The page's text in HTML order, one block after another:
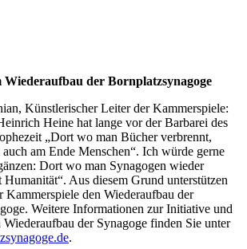
der Bornplatzsynagoge
Künstlerischer Leiter der Kammerspiele:
Heine hat lange vor der Barbarei des
„Dort wo man Bücher verbrennt,
am Ende Menschen“. Ich würde gerne
Dort wo man Synagogen wieder
Humanität“. Aus diesem Grund unterstützen
Kammerspiele den Wiederaufbau der
Weitere Informationen zur Initiative und
Wiederaufbau der Synagoge finden Sie unter
.